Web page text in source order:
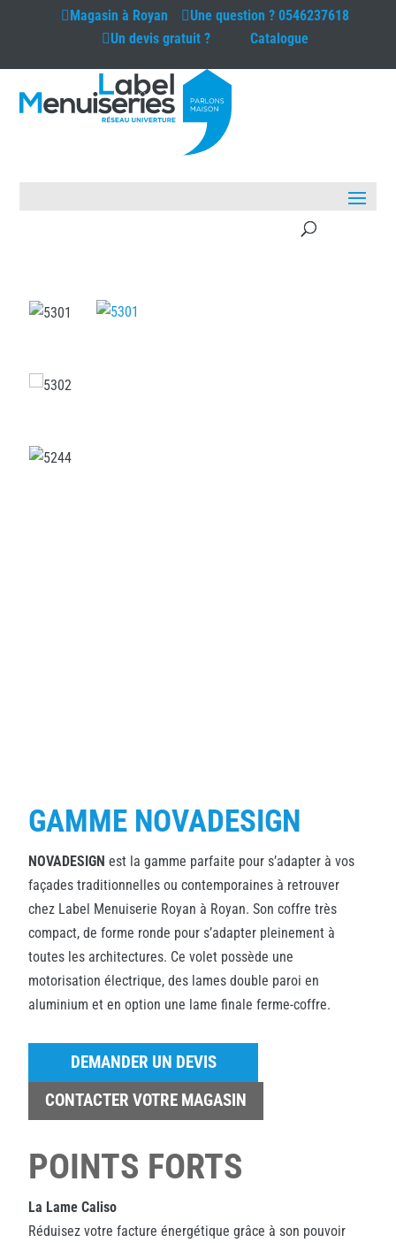
Magasin à Royan Une question ? 0546237618
Un devis gratuit ?
Catalogue
GAMME NOVADESIGN
NOVADESIGN est la gamme parfaite pour s’adapter à vos
façades traditionnelles ou contemporaines à retrouver
chez Label Menuiserie Royan à Royan. Son coffre très
compact, de forme ronde pour s’adapter pleinement à
toutes les architectures. Ce volet possède une
motorisation électrique, des lames double paroi en
aluminium et en option une lame finale ferme-coffre.
DEMANDER UN DEVIS
CONTACTER VOTRE MAGASIN
POINTS FORTS
La Lame Caliso
Réduisez votre facture énergétique grâce à son pouvoir